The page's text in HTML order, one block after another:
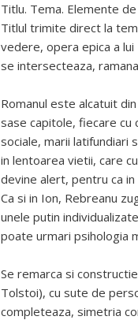
Titlu. Tema. Elemente
Titlul trimite direct la
vedere, opera epica a
se intersecteaza,
Romanul este alcatuit
sase capitole, fiecare cu
sociale, marii latifundiari
in lentoarea vietii, care
devine alert, pentru ca
Ca si in Ion, Rebreanu
unele putin
poate urmari psihologia
Se remarca si
Tolstoi), cu sute de
completeaza, simetria